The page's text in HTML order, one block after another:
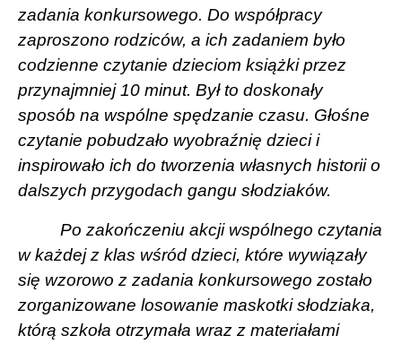
zadania konkursowego. Do współpracy
zaproszono rodziców, a ich zadaniem było
codzienne czytanie dzieciom książki przez
przynajmniej 10 minut. Był to doskonały
sposób na wspólne spędzanie czasu. Głośne
czytanie pobudzało wyobraźnię dzieci i
inspirowało ich do tworzenia własnych historii o
dalszych przygodach gangu słodziaków.
Po zakończeniu akcji wspólnego czytania
w każdej z klas wśród dzieci, które wywiązały
się wzorowo z zadania konkursowego zostało
zorganizowane losowanie maskotki słodziaka,
którą szkoła otrzymała wraz z materiałami